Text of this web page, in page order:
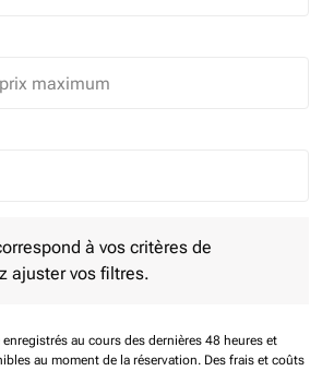
Round trip Selected
à vos critères de
ajuster vos filtres.
au cours des dernières 48 heures et
au moment de la réservation. Des frais et coûts